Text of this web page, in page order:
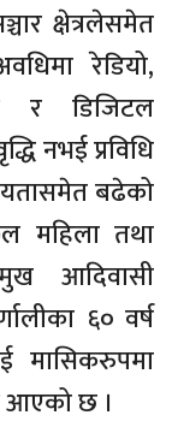
क्षेत्रलेसमेत
रेडियो,
र डिजिटल
नभई प्रविधि
बढेको
महिला तथा
आदिवासी
६० वर्ष
मासिकरुपमा
आएको छ ।